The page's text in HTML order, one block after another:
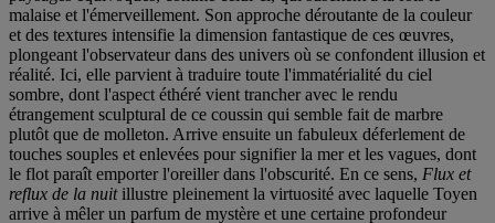
malaise et l'émerveillement. Son approche déroutante de la couleur
et des textures intensifie la dimension fantastique de ces œuvres,
plongeant l'observateur dans des univers où se confondent illusion et
réalité. Ici, elle parvient à traduire toute l'immatérialité du ciel
sombre, dont l'aspect éthéré vient trancher avec le rendu
étrangement sculptural de ce coussin qui semble fait de marbre
plutôt que de molleton. Arrive ensuite un fabuleux déferlement de
touches souples et enlevées pour signifier la mer et les vagues, dont
le flot paraît emporter l'oreiller dans l'obscurité. En ce sens, Flux et
reflux de la nuit illustre pleinement la virtuosité avec laquelle Toyen
arrive à mêler un parfum de mystère et une certaine profondeur